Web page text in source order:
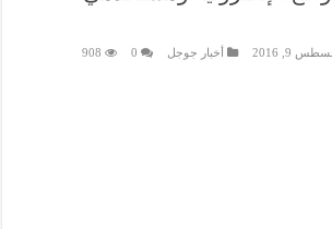
9, 2016 أخبار جوجل 0
908